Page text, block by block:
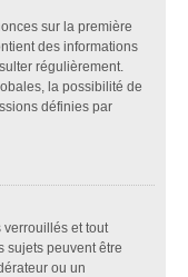
sur la première
des informations
régulièrement.
la possibilité de
définies par
et tout
sujets peuvent être
ou un